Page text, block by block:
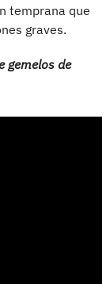
temprana que
graves.
gemelos de